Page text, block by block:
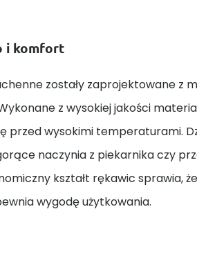
i komfort
zostały zaprojektowane z
z wysokiej jakości
przed wysokimi temperaturami.
naczynia z piekarnika czy
kształt rękawic sprawia,
wygodę użytkowania.